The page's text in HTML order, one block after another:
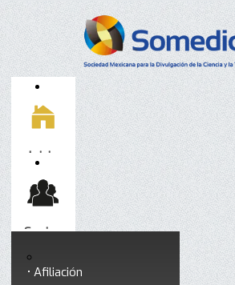
Inicio
Socios
Afiliación